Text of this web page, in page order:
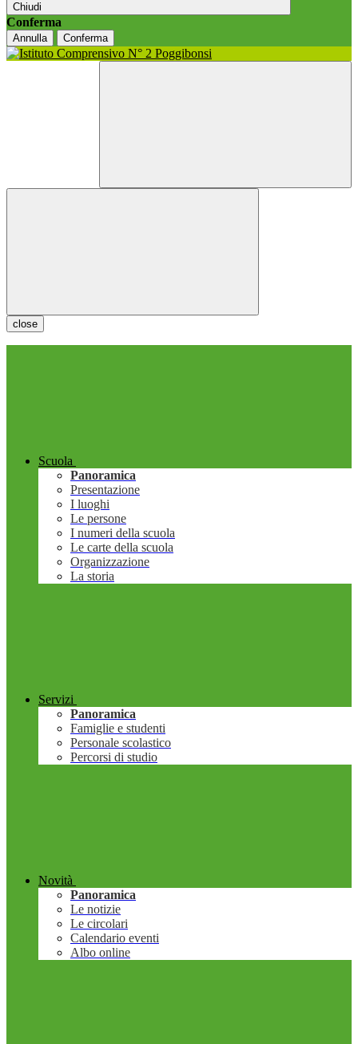
Chiudi
Conferma
Annulla Conferma
close
Scuola
Panoramica
Presentazione
I luoghi
Le persone
I numeri della scuola
Le carte della scuola
Organizzazione
La storia
Servizi
Panoramica
Famiglie e studenti
Personale scolastico
Percorsi di studio
Novità
Panoramica
Le notizie
Le circolari
Calendario eventi
Albo online